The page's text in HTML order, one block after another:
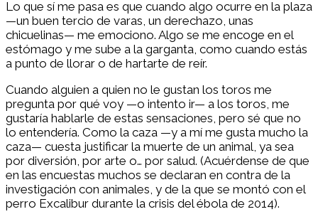
Lo que sí me pasa es que cuando algo ocurre en la plaza
—un buen tercio de varas, un derechazo, unas
chicuelinas— me emociono. Algo se me encoge en el
estómago y me sube a la garganta, como cuando estás
a punto de llorar o de hartarte de reír.
Cuando alguien a quien no le gustan los toros me
pregunta por qué voy —o intento ir— a los toros, me
gustaría hablarle de estas sensaciones, pero sé que no
lo entendería. Como la caza —y a mí me gusta mucho la
caza— cuesta justificar la muerte de un animal, ya sea
por diversión, por arte o… por salud. (Acuérdense de que
en las encuestas muchos se declaran en contra de la
investigación con animales, y de la que se montó con el
perro Excalibur durante la crisis del ébola de 2014).